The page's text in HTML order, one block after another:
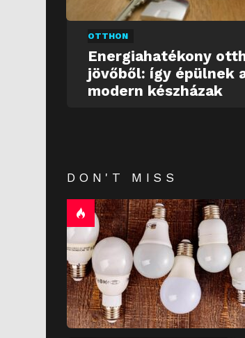
OTTHON
Energiahatékony
jövőből: így épülnek
modern készházak
DON'T MISS